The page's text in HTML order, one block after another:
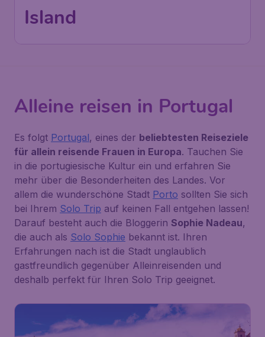
Island
Alleine reisen in Portugal
Es folgt Portugal, eines der beliebtesten Reiseziele
für allein reisende Frauen in Europa. Tauchen Sie
in die portugiesische Kultur ein und erfahren Sie
mehr über die Besonderheiten des Landes. Vor
allem die wunderschöne Stadt Porto sollten Sie sich
bei Ihrem Solo Trip auf keinen Fall entgehen lassen!
Darauf besteht auch die Bloggerin Sophie Nadeau,
die auch als Solo Sophie bekannt ist. Ihren
Erfahrungen nach ist die Stadt unglaublich
gastfreundlich gegenüber Alleinreisenden und
deshalb perfekt für Ihren Solo Trip geeignet.